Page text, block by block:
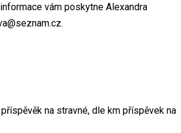
vám poskytne Alexandra
na stravné, dle km příspěvek na